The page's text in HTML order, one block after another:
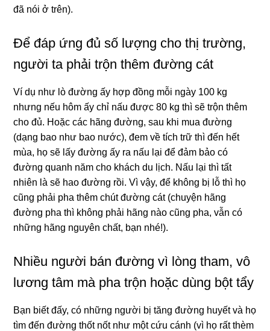
đã nói ở trên).
Để đáp ứng đủ số lượng cho thị trường,
người ta phải trộn thêm đường cát
Ví dụ như lò đường ấy hợp đồng mỗi ngày 100 kg
nhưng nếu hôm ấy chỉ nấu được 80 kg thì sẽ trộn thêm
cho đủ. Hoặc các hãng đường, sau khi mua đường
(dạng bao như bao nước), đem về tích trữ thì đến hết
mùa, họ sẽ lấy đường ấy ra nấu lại để đảm bảo có
đường quanh năm cho khách du lịch. Nấu lại thì tất
nhiên là sẽ hao đường rồi. Vì vậy, để không bị lỗ thì họ
cũng phải pha thêm chút đường cát (chuyện hãng
đường pha thì không phải hãng nào cũng pha, vẫn có
những hãng nguyên chất, bạn nhé!).
Nhiều người bán đường vì lòng tham, vô
lương tâm mà pha trộn hoặc dùng bột tẩy
Bạn biết đấy, có những người bị tăng đường huyết và họ
tìm đến đường thốt nốt như một cứu cánh (vì họ rất thèm